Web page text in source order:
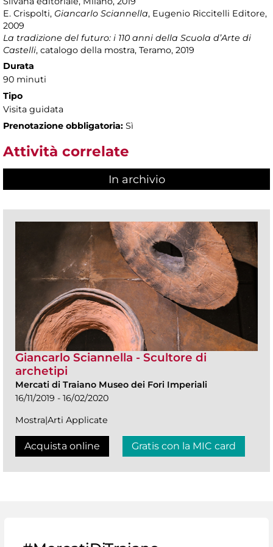
E. Crispolti, Giancarlo Sciannella, Eugenio Riccitelli Editore,
2009
La tradizione del futuro: i 110 anni della Scuola d’Arte di
Castelli, catalogo della mostra, Teramo, 2019
Durata
90 minuti
Tipo
Visita guidata
Prenotazione obbligatoria: Sì
Attività correlate
In archivio
Giancarlo Sciannella - Scultore di
archetipi
Mercati di Traiano Museo dei Fori Imperiali
16/11/2019 - 16/02/2020
Mostra|Arti Applicate
Acquista online Gratis con la MIC card